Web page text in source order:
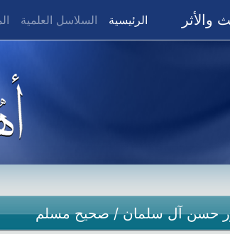
والأثر الرئيسية السلاسل العلمية
حسن آل سلمان/صحيح مسلم